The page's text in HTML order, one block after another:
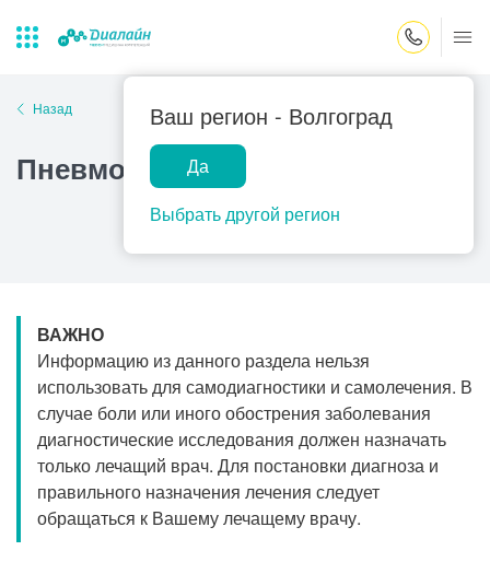
Ваш регион - Волгоград
Да
Выбрать другой регион
Лаборатории
Центр помощи
на дому
Закрыть поиск
Популярные запросы
Прием гинеколога
Прием гастроэнтеролога
Прием офтальмолога
Прием уролога
Прием хирурга
Прием кардиолога
Назад
Пневмоцистоз
ВАЖНО
Информацию из данного раздела нельзя
использовать для самодиагностики и самолечения. В
случае боли или иного обострения заболевания
диагностические исследования должен назначать
только лечащий врач. Для постановки диагноза и
правильного назначения лечения следует
обращаться к Вашему лечащему врачу.